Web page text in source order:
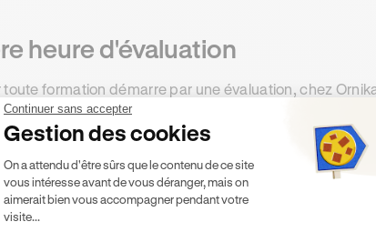
heure d'évaluation
toute formation démarre par une évaluation, chez
d'évaluation(à 39,90 euros) pour que l'enseignant
besoins. Cette heure d'évaluation est bien une heure
sa formation. À l'issue de cette première
pour que l’usager soit au niveau. Cette
le conducteur souhaitant se perfectionner
Continuer sans accepter
Gestion des cookies
Plateforme de Gestion du
On a attendu d'être sûrs que le contenu de ce site
vous intéresse avant de vous déranger, mais on
aimerait bien vous accompagner pendant votre
visite...